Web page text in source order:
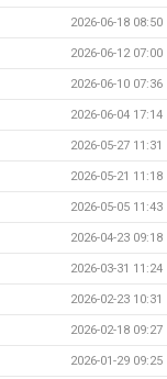
2026-06-18 08:50
2026-06-12 07:00
2026-06-10 07:36
2026-06-04 17:14
2026-05-27 11:31
2026-05-21 11:18
2026-05-05 11:43
2026-04-23 09:18
2026-03-31 11:24
2026-02-23 10:31
2026-02-18 09:27
2026-01-29 09:25